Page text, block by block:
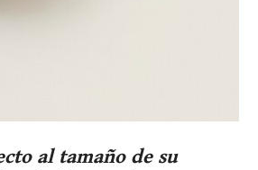
al tamaño de su